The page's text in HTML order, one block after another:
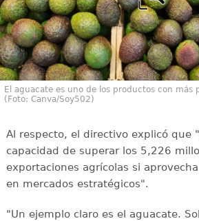
El aguacate es uno de los productos con más
(Foto: Canva/Soy502)
Al respecto, el directivo explicó que
capacidad de superar los 5,226
exportaciones agrícolas si
en mercados estratégicos".
"Un ejemplo claro es el aguacate.